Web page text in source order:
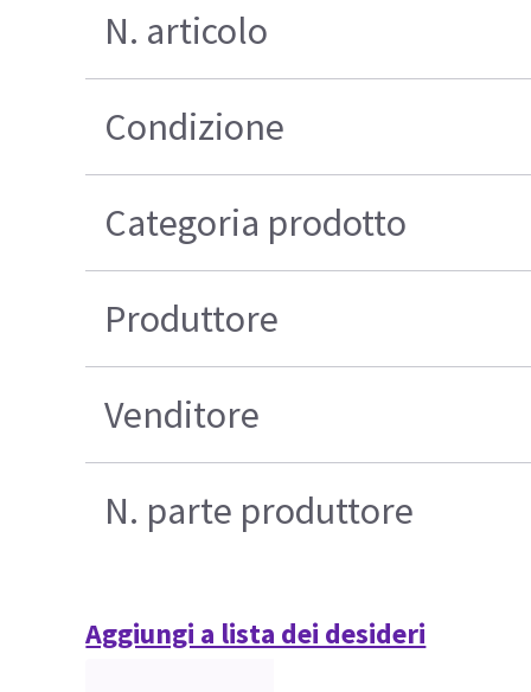
N. articolo
Condizione
Categoria prodotto
Produttore
Venditore
N. parte produttore
Aggiungi a lista dei desideri